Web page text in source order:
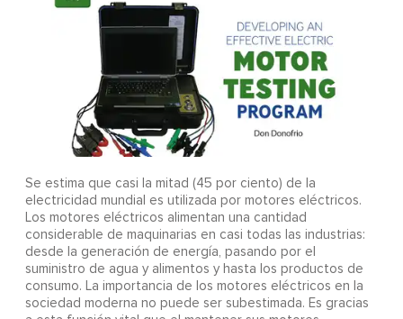
Se estima que casi la mitad (45 por ciento) de la
electricidad mundial es utilizada por motores eléctricos.
Los motores eléctricos alimentan una cantidad
considerable de maquinarias en casi todas las industrias:
desde la generación de energía, pasando por el
suministro de agua y alimentos y hasta los productos de
consumo. La importancia de los motores eléctricos en la
sociedad moderna no puede ser subestimada. Es gracias